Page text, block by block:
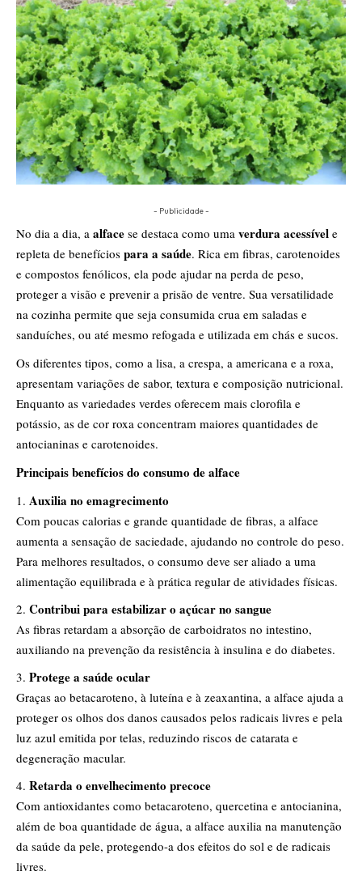
- Publicidade -
No dia a dia, a alface se destaca como uma verdura acessível e
repleta de benefícios para a saúde. Rica em fibras, carotenoides
e compostos fenólicos, ela pode ajudar na perda de peso,
proteger a visão e prevenir a prisão de ventre. Sua versatilidade
na cozinha permite que seja consumida crua em saladas e
sanduíches, ou até mesmo refogada e utilizada em chás e sucos.
Os diferentes tipos, como a lisa, a crespa, a americana e a roxa,
apresentam variações de sabor, textura e composição nutricional.
Enquanto as variedades verdes oferecem mais clorofila e
potássio, as de cor roxa concentram maiores quantidades de
antocianinas e carotenoides.
Principais benefícios do consumo de alface
Auxilia no emagrecimento
Com poucas calorias e grande quantidade de fibras, a alface
aumenta a sensação de saciedade, ajudando no controle do peso.
Para melhores resultados, o consumo deve ser aliado a uma
alimentação equilibrada e à prática regular de atividades físicas.
Contribui para estabilizar o açúcar no sangue
As fibras retardam a absorção de carboidratos no intestino,
auxiliando na prevenção da resistência à insulina e do diabetes.
Protege a saúde ocular
Graças ao betacaroteno, à luteína e à zeaxantina, a alface ajuda a
proteger os olhos dos danos causados pelos radicais livres e pela
luz azul emitida por telas, reduzindo riscos de catarata e
degeneração macular.
Retarda o envelhecimento precoce
Com antioxidantes como betacaroteno, quercetina e antocianina,
além de boa quantidade de água, a alface auxilia na manutenção
da saúde da pele, protegendo-a dos efeitos do sol e de radicais
livres.